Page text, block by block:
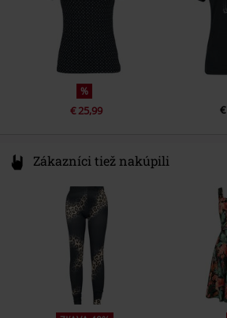
%
€ 25,99
Zákazníci tiež nakúpili